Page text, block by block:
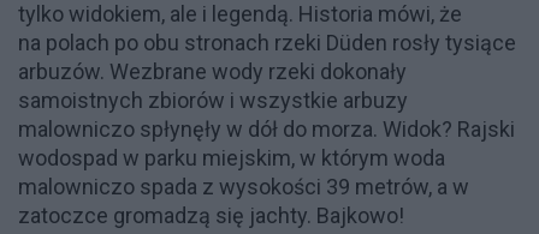
tylko widokiem, ale i legendą. Historia mówi, że
na polach po obu stronach rzeki Düden rosły tysiące
arbuzów. Wezbrane wody rzeki dokonały
samoistnych zbiorów i wszystkie arbuzy
malowniczo spłynęły w dół do morza. Widok? Rajski
wodospad w parku miejskim, w którym woda
malowniczo spada z wysokości 39 metrów, a w
zatoczce gromadzą się jachty. Bajkowo!